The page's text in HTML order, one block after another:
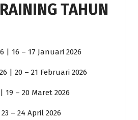
TAHUN
| 16 – 17 Januari 2026
| 20 – 21 Februari 2026
19 – 20 Maret 2026
– 24 April 2026